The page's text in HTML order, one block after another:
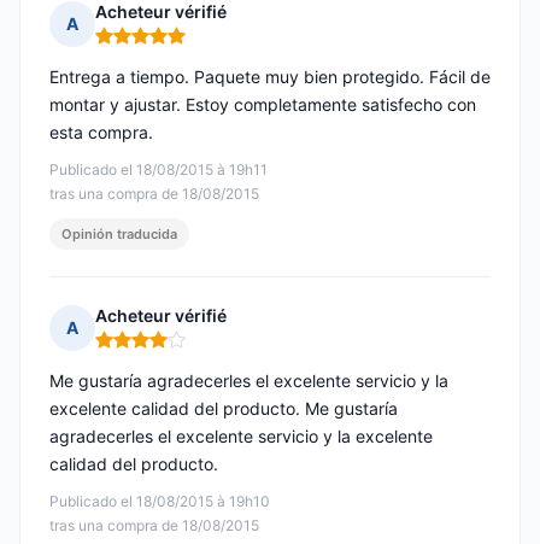
A
Acheteur vérifié
Nota: 5 de 5
Publicado el 18/08/2015 à 19h11
tras una compra de 18/08/2015
Entrega a tiempo. Paquete muy bien protegido. Fácil de
montar y ajustar. Estoy completamente satisfecho con
esta compra.
Opinión traducida
A
Acheteur vérifié
Nota: 4 de 5
Publicado el 18/08/2015 à 19h10
tras una compra de 18/08/2015
Me gustaría agradecerles el excelente servicio y la
excelente calidad del producto. Me gustaría
agradecerles el excelente servicio y la excelente
calidad del producto.